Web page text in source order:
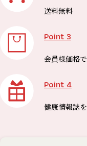
送料無料
Point 3
会員様価格で
Point 4
健康情報誌を